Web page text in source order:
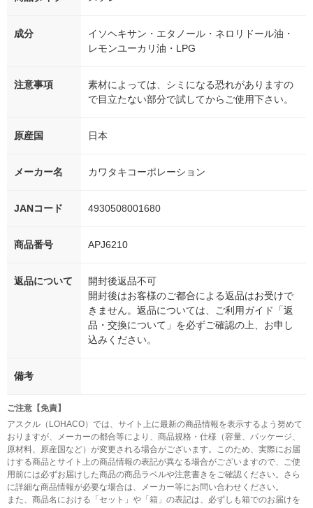
成分
イソヘキサン・エタノール・ネロリドール油・
レモンユーカリ油・LPG
注意事項
素材によっては、シミになる恐れがありますの
で目立たない部分で試してからご使用下さい。
原産国 日本
メーカー名 カワタキコーポレーション
JANコード 4930508001680
商品番号 APJ6210
返品について
開封後返品不可
開封後はお客様のご都合による返品はお受けで
きません。返品については、ご利用ガイド「返
品・交換について」を必ずご確認の上、お申し
込みください。
備考
ご注意【免責】
アスクル（LOHACO）では、サイト上に最新の商品情報を表示するよう努めて
おりますが、メーカーの都合等により、商品規格・仕様（容量、パッケージ、
原材料、原産国など）が変更される場合がございます。このため、実際にお届
けする商品とサイト上の商品情報の表記が異なる場合がございますので、ご使
用前には必ずお届けした商品の商品ラベルや注意書きをご確認ください。さら
に詳細な商品情報が必要な場合は、メーカー等にお問い合わせください。
また、商品名における「セット」や「箱」の表記は、必ずしも箱でのお届けを